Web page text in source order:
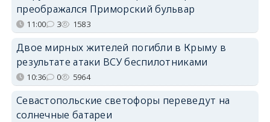
преображался Приморский бульвар
11:00 3 1583
Двое мирных жителей погибли в Крыму в
результате атаки ВСУ беспилотниками
10:36 0 5964
Севастопольские светофоры переведут на
солнечные батареи